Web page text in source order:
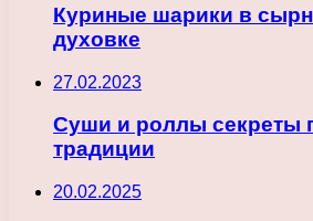
Куриные шарики в
духовке
27.02.2023
Суши и роллы секреты
традиции
20.02.2025